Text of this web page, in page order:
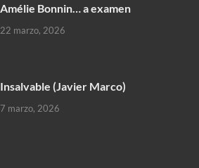
Amélie Bonnin… a examen
22 marzo, 2026
Insalvable (Javier Marco)
7 marzo, 2026